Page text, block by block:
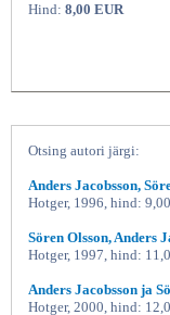
Bert
Hind: 8,00 EUR
Otsing autori järgi:
Anders Jacobsson,
Hotger, 1996, hind:
Sören Olsson, Anders
Hotger, 1997, hind:
Anders Jacobsson ja
Hotger, 2000, hind: